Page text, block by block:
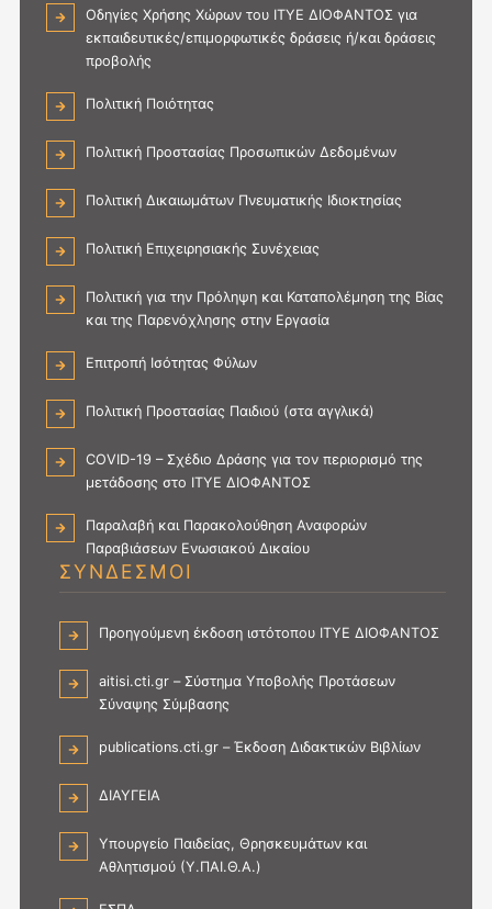
Οδηγίες Χρήσης Χώρων του ΙΤΥΕ ΔΙΟΦΑΝΤΟΣ για
εκπαιδευτικές/επιμορφωτικές δράσεις ή/και δράσεις
προβολής
Πολιτική Ποιότητας
Πολιτική Προστασίας Προσωπικών Δεδομένων
Πολιτική Δικαιωμάτων Πνευματικής Ιδιοκτησίας
Πολιτική Επιχειρησιακής Συνέχειας
Πολιτική για την Πρόληψη και Καταπολέμηση της Βίας
και της Παρενόχλησης στην Εργασία
Επιτροπή Ισότητας Φύλων
Πολιτική Προστασίας Παιδιού (στα αγγλικά)
COVID-19 – Σχέδιο Δράσης για τον περιορισμό της
μετάδοσης στο ΙΤΥΕ ΔΙΟΦΑΝΤΟΣ
Παραλαβή και Παρακολούθηση Αναφορών
Παραβιάσεων Ενωσιακού Δικαίου
ΣΥΝΔΕΣΜΟΙ
Προηγούμενη έκδοση ιστότοπου ΙΤΥΕ ΔΙΟΦΑΝΤΟΣ
aitisi.cti.gr – Σύστημα Υποβολής Προτάσεων
Σύναψης Σύμβασης
publications.cti.gr – Έκδοση Διδακτικών Βιβλίων
ΔΙΑΥΓΕΙΑ
Υπουργείο Παιδείας, Θρησκευμάτων και
Αθλητισμού (Υ.ΠΑΙ.Θ.Α.)